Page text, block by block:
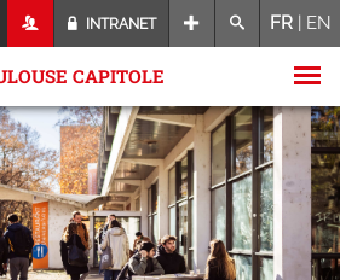
INTRANET FR | EN
CAPITOLE